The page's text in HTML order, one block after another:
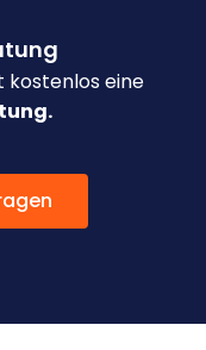
kostenlos eine